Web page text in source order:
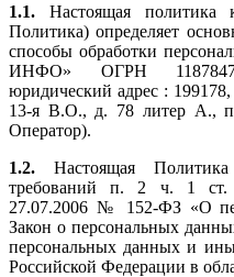
1.1. Настоящая политика
Политика) определяет
способы обработки
ИНФО» ОГРН
юридический адрес :
13-я В.О., д. 78 литер А.,
Оператор).
1.2. Настоящая
требований п. 2 ч. 1 ст.
27.07.2006 № 152-ФЗ «О
Закон о персональных
персональных данных и
Российской Федерации в